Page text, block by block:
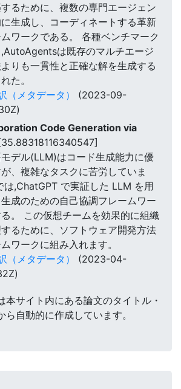
るために、複数の専門エージェン
に生成し、コーディネートする革新
ワークである。 各種ベンチマーク
は既存のマルチエージ
りも一貫性と正確な解を生成する
た。
（メタデータ）
(2023-09-
Code Generation via
[35.88318116340547]
デル(LLM)はコード生成能力に優
、複雑なタスクに苦労していま
は,ChatGPT で実証した LLM を用
成のための自己協調フレームワー
。 この仮想チームを効果的に組織
るために、ソフトウェア開発方法
ワークに組み入れます。
（メタデータ）
(2023-04-
本サイト内にある論文のタイトル・
ら自動的に作成しています。